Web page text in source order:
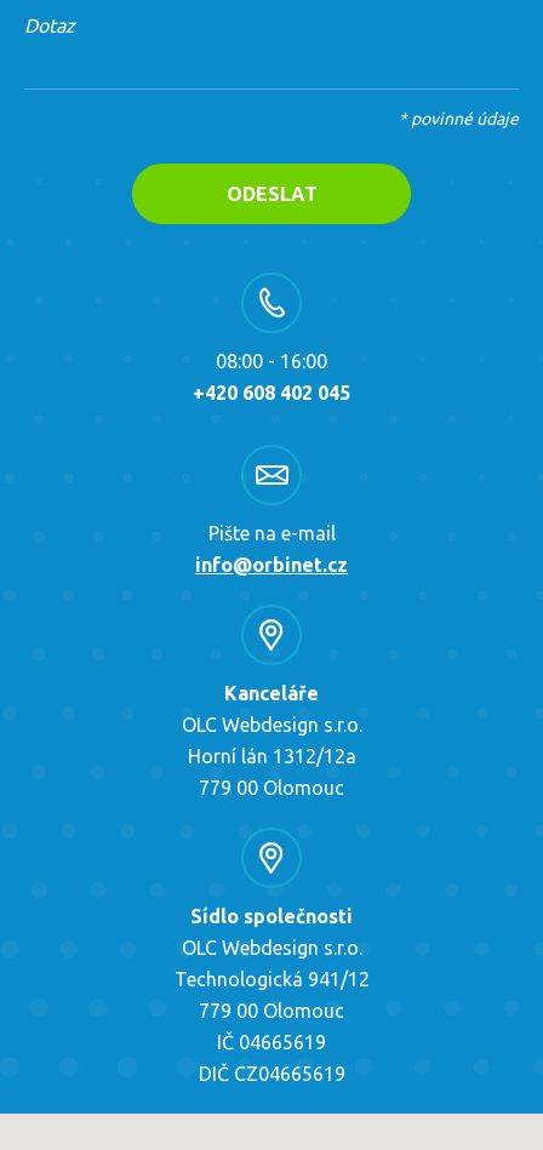
* povinné údaje
ODESLAT
08:00 - 16:00
+420 608 402 045
Pište na e-mail
info@orbinet.cz
Kanceláře
OLC Webdesign s.r.o.
Horní lán 1312/12a
779 00 Olomouc
Sídlo společnosti
OLC Webdesign s.r.o.
Technologická 941/12
779 00 Olomouc
IČ 04665619
DIČ CZ04665619